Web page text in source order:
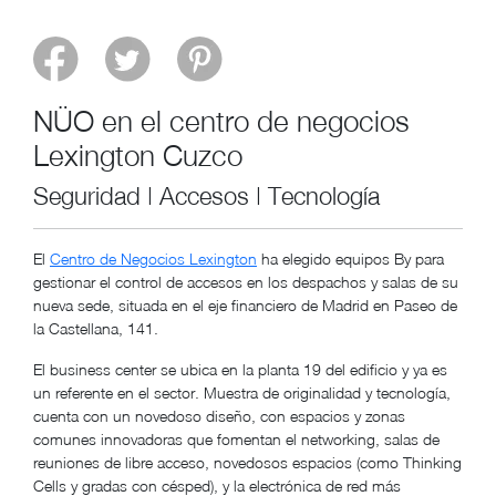
NÜO en el centro de negocios
Lexington Cuzco
Seguridad | Accesos | Tecnología
El Centro de Negocios Lexington ha elegido equipos By para
gestionar el control de accesos en los despachos y salas de su
nueva sede, situada en el eje financiero de Madrid en Paseo de
la Castellana, 141.
El business center se ubica en la planta 19 del edificio y ya es
un referente en el sector. Muestra de originalidad y tecnología,
cuenta con un novedoso diseño, con espacios y zonas
comunes innovadoras que fomentan el networking, salas de
reuniones de libre acceso, novedosos espacios (como Thinking
Cells y gradas con césped), y la electrónica de red más